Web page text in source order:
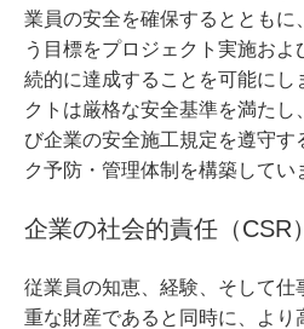
業員の安全を確保するとともに
う目標をプロジェクト実施お
続的に達成することを可能にし
クトは厳格な安全基準を満たし
び企業の安全施工規定を遵守す
ク予防・管理体制を構築してい
企業の社会的責任（CSR）
従業員の知恵、経験、そして仕
重な財産であると同時に、より